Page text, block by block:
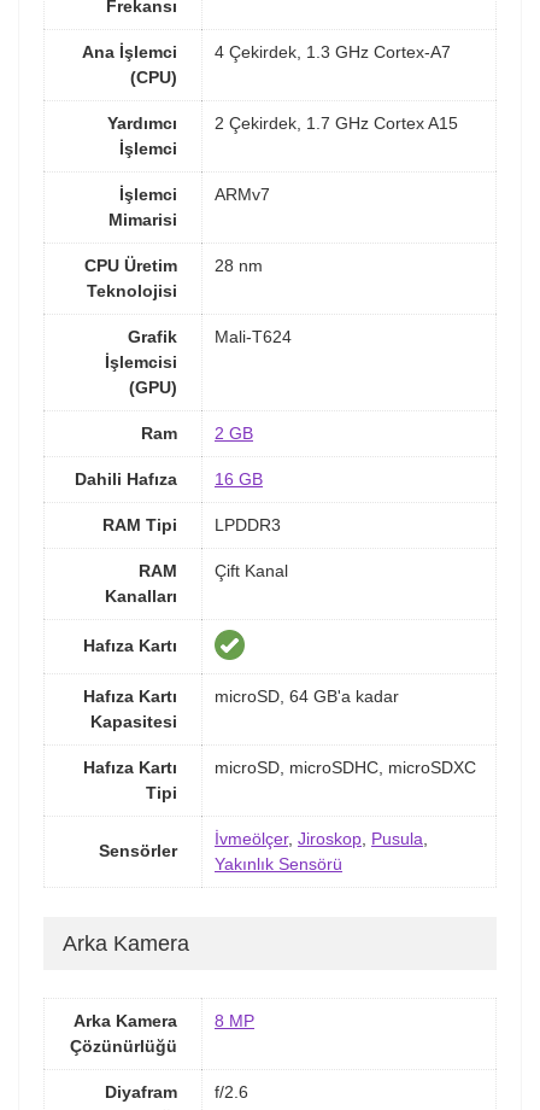
Frekansı
Ana İşlemci
(CPU)
4 Çekirdek, 1.3 GHz Cortex-A7
Yardımcı
İşlemci
2 Çekirdek, 1.7 GHz Cortex A15
İşlemci
Mimarisi
ARMv7
CPU Üretim
Teknolojisi
28 nm
Grafik
İşlemcisi
(GPU)
Mali-T624
Ram 2 GB
Dahili Hafıza 16 GB
RAM Tipi LPDDR3
RAM
Kanalları
Çift Kanal
Hafıza Kartı
Hafıza Kartı
Kapasitesi
microSD, 64 GB'a kadar
Hafıza Kartı
Tipi
microSD, microSDHC, microSDXC
Sensörler
İvmeölçer, Jiroskop, Pusula,
Yakınlık Sensörü
Arka Kamera
Arka Kamera
Çözünürlüğü
8 MP
Diyafram
f/2.6